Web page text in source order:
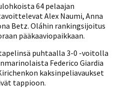
64 pelaajan
Alex Naumi, Anna
Betz. Oláhin rankingsijoitus
pääkaaviopaikkaan.
puhtaalla 3-0 -voitolla
Federico Giardia
kaksinpeliavaukset
tappioon.